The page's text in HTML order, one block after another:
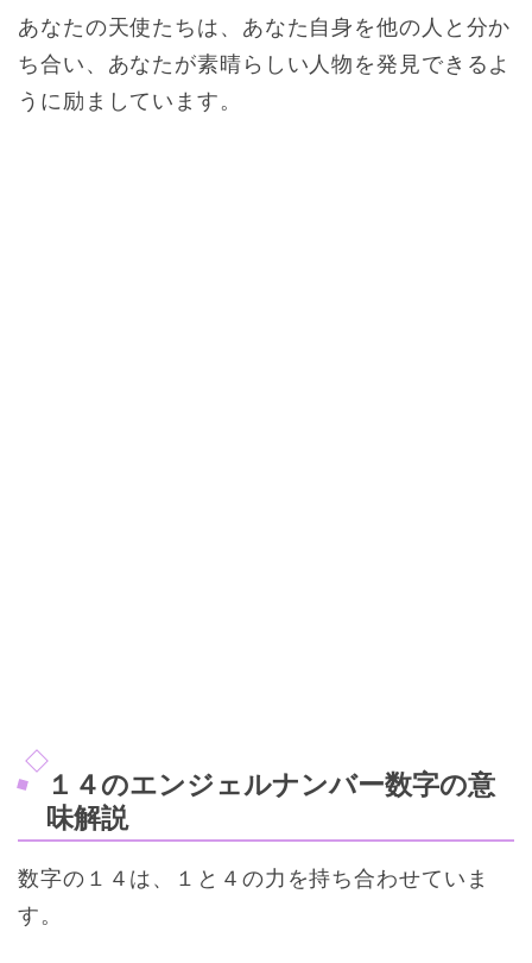
あなたの天使たちは、あなた自身を他の人と分か
ち合い、あなたが素晴らしい人物を発見できるよ
うに励ましています。
１４のエンジェルナンバー数字の意
味解説
数字の１４は、１と４の力を持ち合わせていま
す。